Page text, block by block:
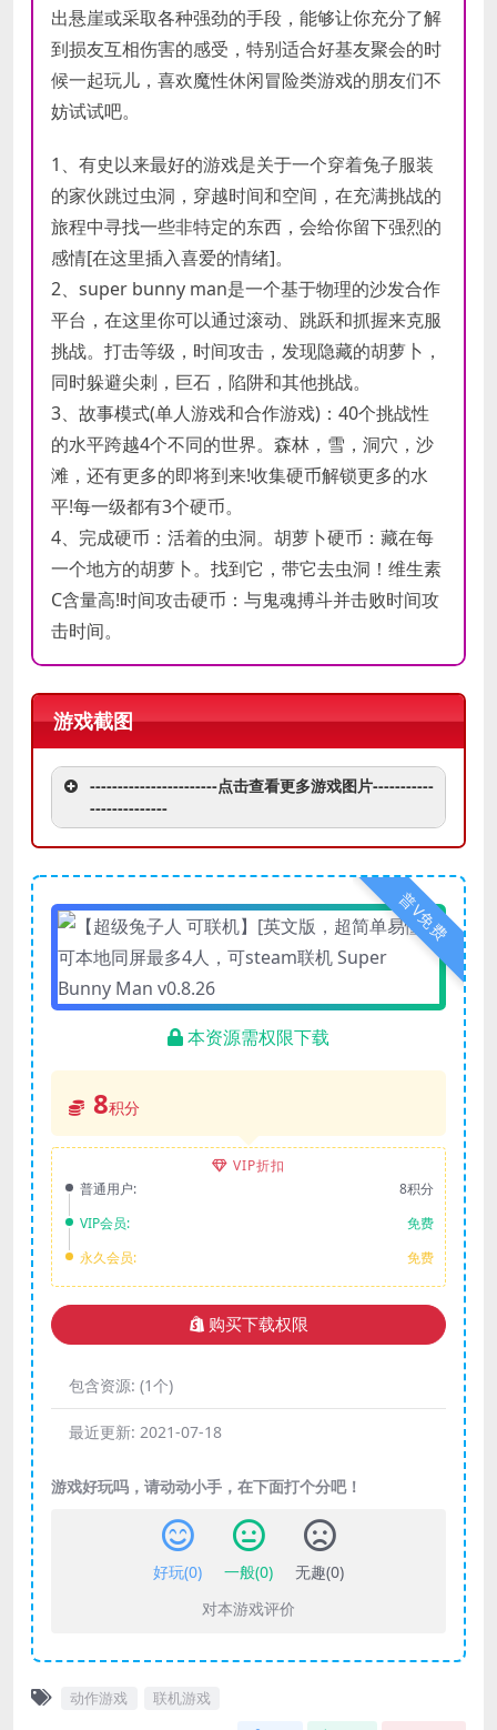
出悬崖或采取各种强劲的手段，能够让你充分了解
到损友互相伤害的感受，特别适合好基友聚会的时
候一起玩儿，喜欢魔性休闲冒险类游戏的朋友们不
妨试试吧。
1、有史以来最好的游戏是关于一个穿着兔子服装
的家伙跳过虫洞，穿越时间和空间，在充满挑战的
旅程中寻找一些非特定的东西，会给你留下强烈的
感情[在这里插入喜爱的情绪]。
2、super bunny man是一个基于物理的沙发合作
平台，在这里你可以通过滚动、跳跃和抓握来克服
挑战。打击等级，时间攻击，发现隐藏的胡萝卜，
同时躲避尖刺，巨石，陷阱和其他挑战。
3、故事模式(单人游戏和合作游戏)：40个挑战性
的水平跨越4个不同的世界。森林，雪，洞穴，沙
滩，还有更多的即将到来!收集硬币解锁更多的水
平!每一级都有3个硬币。
4、完成硬币：活着的虫洞。胡萝卜硬币：藏在每
一个地方的胡萝卜。找到它，带它去虫洞！维生素
C含量高!时间攻击硬币：与鬼魂搏斗并击败时间攻
击时间。
游戏截图
-----------------------点击查看更多游戏图片-----------
--------------
普V免费
本资源需权限下载
8积分
VIP折扣
普通用户:
8积分
VIP会员:
免费
永久会员:
免费
购买下载权限
包含资源: (1个)
最近更新: 2021-07-18
游戏好玩吗，请动动小手，在下面打个分吧！
好玩(0) 一般(0) 无趣(0)
对本游戏评价
动作游戏 联机游戏